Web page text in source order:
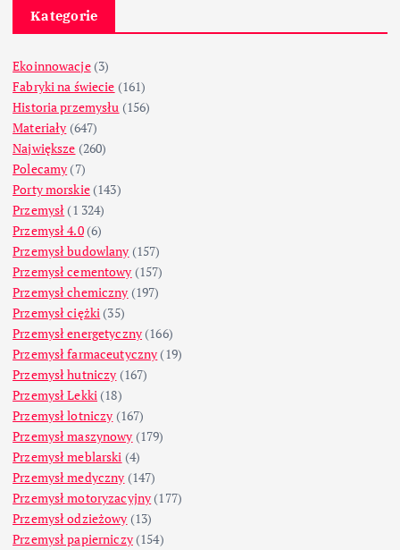
Kategorie
Ekoinnowacje(3)
Fabryki na świecie (161)
Historia przemysłu (156)
Materiały (647)
Największe (260)
Polecamy (7)
Porty morskie(143)
Przemysł (1 324)
Przemysł 4.0(6)
Przemysł budowlany (157)
Przemysł cementowy (157)
Przemysł chemiczny (197)
Przemysł ciężki (35)
Przemysł energetyczny (166)
Przemysł farmaceutyczny (19)
Przemysł hutniczy (167)
Przemysł Lekki (18)
Przemysł lotniczy (167)
Przemysł maszynowy (179)
Przemysł meblarski (4)
Przemysł medyczny (147)
Przemysł motoryzacyjny (177)
Przemysł odzieżowy (13)
Przemysł papierniczy(154)